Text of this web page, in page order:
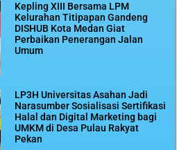
Kepling XIII Bersama LPM
Kelurahan Titipapan Gandeng
DISHUB Kota Medan Giat
Perbaikan Penerangan Jalan
Umum
LP3H Universitas Asahan Jadi
Narasumber Sosialisasi Sertifikasi
Halal dan Digital Marketing bagi
UMKM di Desa Pulau Rakyat
Pekan